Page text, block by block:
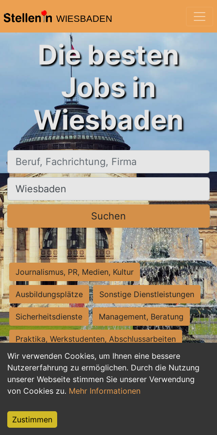
WIESBADEN
Wir verwenden Cookies, um Ihnen eine bessere
Nutzererfahrung zu ermöglichen. Durch die Nutzung
unserer Webseite stimmen Sie unserer Verwendung
von Cookies zu. Mehr Informationen
Zustimmen
Die besten
Jobs in
Wiesbaden
Beruf, Fachrichtung, Firma
Ort, Stadt
Suchen
Journalismus, PR, Medien, Kultur
Ausbildungsplätze Sonstige Dienstleistungen
Sicherheitsdienste Management, Beratung
Praktika, Werkstudenten, Abschlussarbeiten
Personalwesen Assistenz, Sekretariat
Hilfskräfte, Aushilfs- und Nebenjobs
Weiterbildung, Studium, duale Ausbildung